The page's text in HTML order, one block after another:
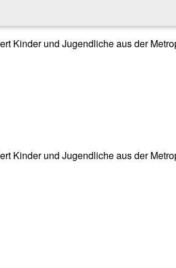
Kinder und Jugendliche aus der
Kinder und Jugendliche aus der